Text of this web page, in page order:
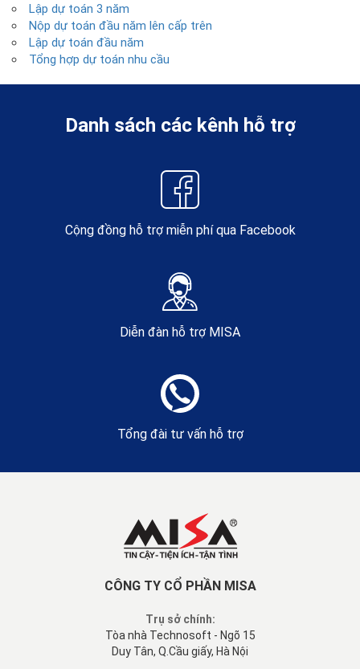
Lập dự toán 3 năm
Nộp dự toán đầu năm lên cấp trên
Lập dự toán đầu năm
Tổng hợp dự toán nhu cầu
Danh sách các kênh hỗ trợ
Cộng đồng hỗ trợ miễn phí qua Facebook
Diễn đàn hỗ trợ MISA
Tổng đài tư vấn hỗ trợ
CÔNG TY CỔ PHẦN MISA
Trụ sở chính:
Tòa nhà Technosoft - Ngõ 15
Duy Tân, Q.Cầu giấy, Hà Nội